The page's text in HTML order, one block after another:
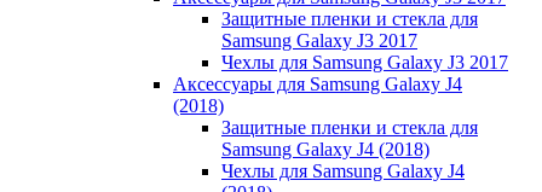
Защитные пленки и стекла для
Samsung Galaxy J3 2017
Чехлы для Samsung Galaxy J3 2017
Аксессуары для Samsung Galaxy J4
(2018)
Защитные пленки и стекла для
Samsung Galaxy J4 (2018)
Чехлы для Samsung Galaxy J4